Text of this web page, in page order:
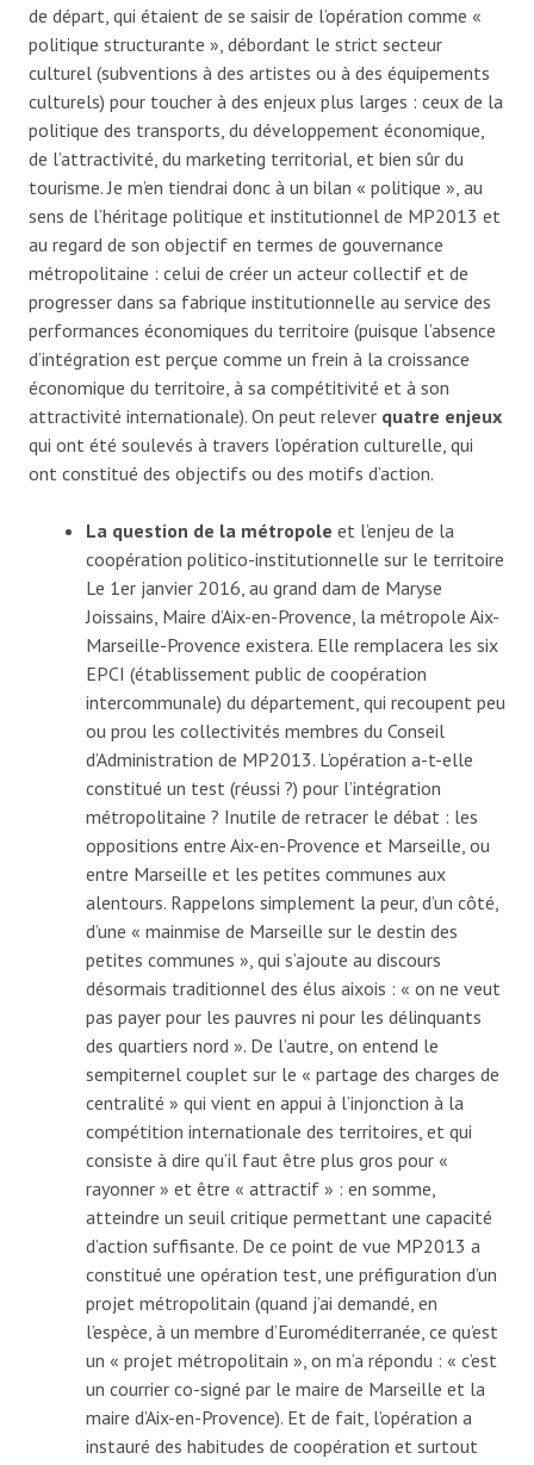
de départ, qui étaient de se saisir de l’opération comme «
politique structurante », débordant le strict secteur
culturel (subventions à des artistes ou à des équipements
culturels) pour toucher à des enjeux plus larges : ceux de la
politique des transports, du développement économique,
de l’attractivité, du marketing territorial, et bien sûr du
tourisme. Je m’en tiendrai donc à un bilan « politique », au
sens de l’héritage politique et institutionnel de MP2013 et
au regard de son objectif en termes de gouvernance
métropolitaine : celui de créer un acteur collectif et de
progresser dans sa fabrique institutionnelle au service des
performances économiques du territoire (puisque l’absence
d’intégration est perçue comme un frein à la croissance
économique du territoire, à sa compétitivité et à son
attractivité internationale). On peut relever quatre enjeux
qui ont été soulevés à travers l’opération culturelle, qui
ont constitué des objectifs ou des motifs d’action.
La question de la métropole et l’enjeu de la
coopération politico-institutionnelle sur le territoire
Le 1er janvier 2016, au grand dam de Maryse
Joissains, Maire d’Aix-en-Provence, la métropole Aix-
Marseille-Provence existera. Elle remplacera les six
EPCI (établissement public de coopération
intercommunale) du département, qui recoupent peu
ou prou les collectivités membres du Conseil
d’Administration de MP2013. L’opération a-t-elle
constitué un test (réussi ?) pour l’intégration
métropolitaine ? Inutile de retracer le débat : les
oppositions entre Aix-en-Provence et Marseille, ou
entre Marseille et les petites communes aux
alentours. Rappelons simplement la peur, d’un côté,
d’une « mainmise de Marseille sur le destin des
petites communes », qui s’ajoute au discours
désormais traditionnel des élus aixois : « on ne veut
pas payer pour les pauvres ni pour les délinquants
des quartiers nord ». De l’autre, on entend le
sempiternel couplet sur le « partage des charges de
centralité » qui vient en appui à l’injonction à la
compétition internationale des territoires, et qui
consiste à dire qu’il faut être plus gros pour «
rayonner » et être « attractif » : en somme,
atteindre un seuil critique permettant une capacité
d’action suffisante. De ce point de vue MP2013 a
constitué une opération test, une préfiguration d’un
projet métropolitain (quand j’ai demandé, en
l’espèce, à un membre d’Euroméditerranée, ce qu’est
un « projet métropolitain », on m’a répondu : « c’est
un courrier co-signé par le maire de Marseille et la
maire d’Aix-en-Provence). Et de fait, l’opération a
instauré des habitudes de coopération et surtout